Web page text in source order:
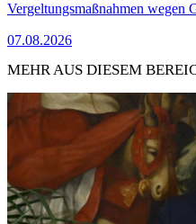
Vergeltungsmaßnahmen wegen
07.08.2026
MEHR AUS DIESEM